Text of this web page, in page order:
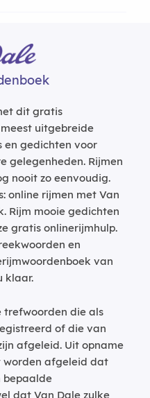
dit gratis
uitgebreide
en gedichten voor
gelegenheden. Rijmen
nooit zo eenvoudig.
online rijmen met Van
Rijm mooie gedichten
gratis onlinerijmhulp.
en
van
klaar.
trefwoorden die als
of die van
afgeleid. Uit opname
worden afgeleid dat
dat Van Dale zulke